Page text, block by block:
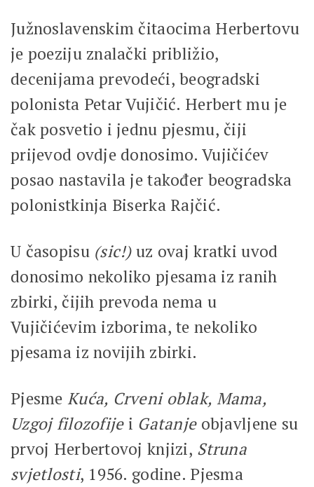
Južnoslavenskim čitaocima Herbertovu
je poeziju znalački približio,
decenijama prevodeći, beogradski
polonista Petar Vujičić. Herbert mu je
čak posvetio i jednu pjesmu, čiji
prijevod ovdje donosimo. Vujičićev
posao nastavila je također beogradska
polonistkinja Biserka Rajčić.
U časopisu (sic!)uz ovaj kratki uvod
donosimo nekoliko pjesama iz ranih
zbirki, čijih prevoda nema u
Vujičićevim izborima, te nekoliko
pjesama iz novijih zbirki.
Pjesme Kuća, Crveni oblak, Mama,
Uzgoj filozofije i Gatanje objavljene su
prvoj Herbertovoj knjizi, Struna
svjetlosti, 1956. godine. Pjesma